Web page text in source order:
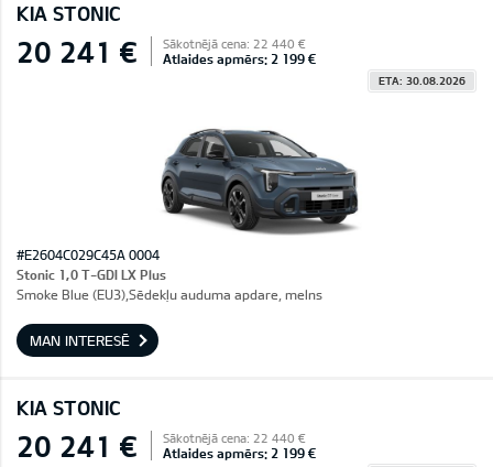
KIA STONIC
20 241 € Sākotnējā cena: 22 440 €
Atlaides apmērs: 2 199 €
ETA: 30.08.2026
#E2604C029C45A 0004
Stonic 1,0 T-GDI LX Plus
Smoke Blue (EU3),Sēdekļu auduma apdare, melns
MAN INTERESĒ
KIA STONIC
20 241 € Sākotnējā cena: 22 440 €
Atlaides apmērs: 2 199 €